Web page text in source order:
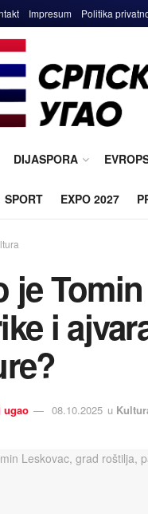
Impresum Politika
DIJASPORA
SPORT EXPO 2027
je
i
ugao 08.10.2025 u